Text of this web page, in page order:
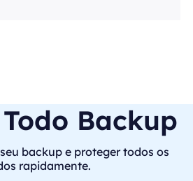
Todo Backup
backup e proteger todos os
rapidamente.